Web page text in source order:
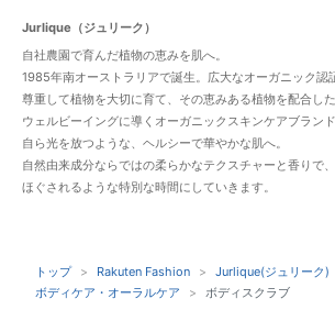
Jurlique（ジュリーク）
自社農園で育んだ植物の恵みを肌へ。
1985年南オーストラリアで誕生。広大なオーガニック認
尊重して植物を大切に育て、その恵みある植物を配合し
ウェルビーイングに導くオーガニックスキンケアブランド
自ら光を放つような、ヘルシーで華やかな肌へ。
自然由来成分ならではの柔らかなテクスチャーと香りで
ほぐされるような特別な時間にしていきます。
トップ Rakuten Fashion
Jurlique(ジュリーク)
ボディケア・オーラルケア
ボディスクラブ